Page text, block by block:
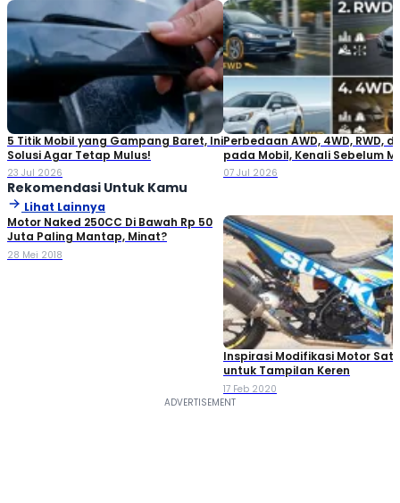
5 Titik Mobil yang Gampang Baret, Ini
Solusi Agar Tetap Mulus!
23 Jul 2026
Perbedaan AWD, 4WD, RWD,
pada Mobil, Kenali Sebelum
07 Jul 2026
Rekomendasi Untuk Kamu
Lihat Lainnya
Motor Naked 250CC Di Bawah Rp 50
Juta Paling Mantap, Minat?
28 Mei 2018
Inspirasi Modifikasi Motor
untuk Tampilan Keren
17 Feb 2020